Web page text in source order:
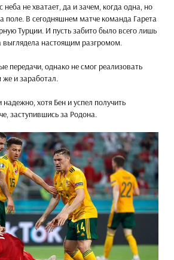
неба не хватает, да и зачем, когда одна, но
поле. В сегодняшнем матче команда Гарета
Турции. И пусть забито было всего лишь
выглядела настоящим разгромом.
передачи, однако не смог реализовать
же и заработал.
хотя Бен и успел получить
заступившись за Родона.